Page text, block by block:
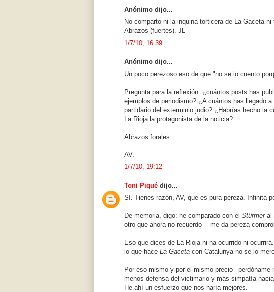
Anónimo dijo...
No comparto ni la inquina torticera de La Gaceta
Abrazos (fuertes). JL
1/7/10, 16:39
Anónimo dijo...
Un poco perezoso eso de que "no se lo cuento
Pregunta para la reflexión: ¿cuántos posts has
ejemplos de periodismo? ¿A cuántos has llegado
partidario del exterminio judio? ¿Habrías hecho la
La Rioja la protagonista de la noticia?
Abrazos forales.
AV.
1/7/10, 19:12
Toni Piqué dijo...
Sí. Tienes razón, AV, que es pura pereza. Infinita
De memoria, digo: he comparado con el Stürmeral
otro que ahora no recuerdo —me da pereza
Eso que dices de La Rioja ni ha ocurrido ni
lo que hace La Gaceta con Catalunya no se lo
Por eso mismo y por el mismo precio
menos defensa del victimario y más simpatía
He ahí un esfuerzo que nos haría mejores.